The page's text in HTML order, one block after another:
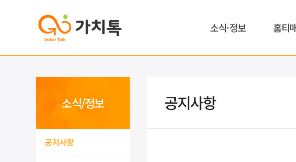
소식·정보 홈티
소식/정보
공지사항
공지사항